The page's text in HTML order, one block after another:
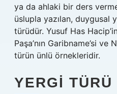
ya da ahlaki bir ders
üslupla yazılan, duygusal
türüdür. Yusuf Has
Paşa’nın Garibname’si ve
türün ünlü örnekleridir.
YERGI TÜRÜ